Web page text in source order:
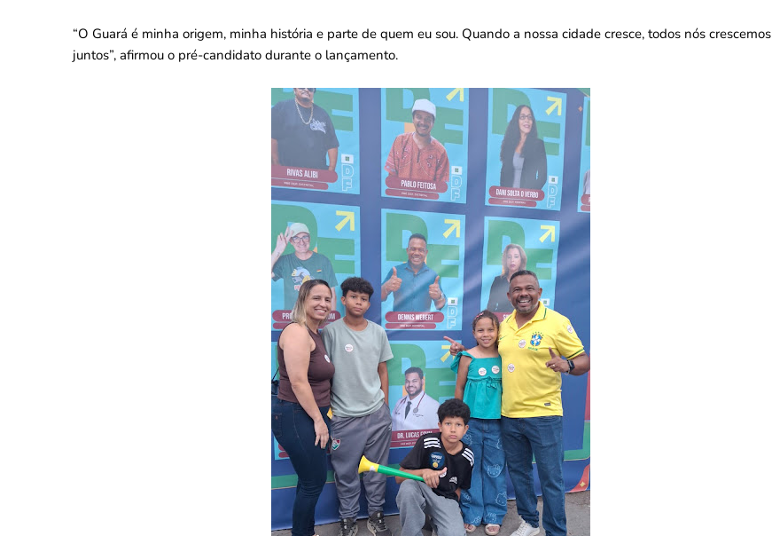
“O Guará é minha origem, minha história e parte de quem eu sou. Quando a nossa cidade cresce, todos nós crescemos
juntos”, afirmou o pré-candidato durante o lançamento.